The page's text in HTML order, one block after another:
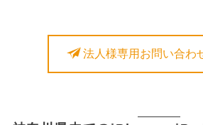
法人様専用お問い合わ